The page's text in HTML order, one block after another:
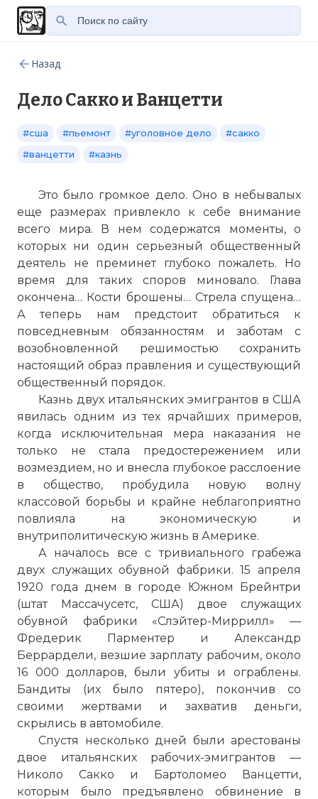
Назад
Дело Сакко и Ванцетти
#сша #пьемонт #уголовное дело
#сакко
#ванцетти
#казнь
Это было громкое дело. Оно в небывалых
еще размерах привлекло к себе внимание
всего мира. В нем содержатся моменты, о
которых ни один серьезный общественный
деятель не преминет глубоко пожалеть. Но
время для таких споров миновало. Глава
окончена… Кости брошены… Стрела спущена…
А теперь нам предстоит обратиться к
повседневным обязанностям и заботам с
возобновленной решимостью сохранить
настоящий образ правления и существующий
общественный порядок.
Казнь двух итальянских эмигрантов в США
явилась одним из тех ярчайших примеров,
когда исключительная мера наказания не
только не стала предостережением или
возмездием, но и внесла глубокое расслоение
в общество, пробудила новую волну
классовой борьбы и крайне неблагоприятно
повлияла на экономическую и
внутриполитическую жизнь в Америке.
А началось все с тривиального грабежа
двух служащих обувной фабрики. 15 апреля
1920 года днем в городе Южном Брейнтри
(штат Массачусетс, США) двое служащих
обувной фабрики «Слэйтер-Миррилл» —
Фредерик Парментер и Александр
Беррардели, везшие зарплату рабочим, около
16 000 долларов, были убиты и ограблены.
Бандиты (их было пятеро), покончив со
своими жертвами и захватив деньги,
скрылись в автомобиле.
Спустя несколько дней были арестованы
двое итальянских рабочих-эмигрантов —
Николо Сакко и Бартоломео Ванцетти,
которым было предъявлено обвинение в